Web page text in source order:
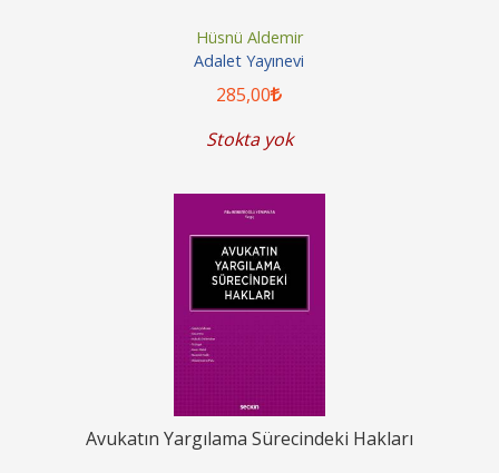
Hüsnü Aldemir
Adalet Yayınevi
285,00
Stokta yok
Avukatın Yargılama Sürecindeki Hakları